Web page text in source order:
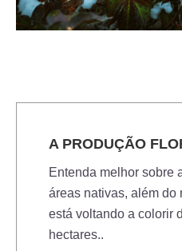
A PRODUÇÃO
Entenda melhor sobre
áreas nativas, além
está voltando a colorir
hectares..